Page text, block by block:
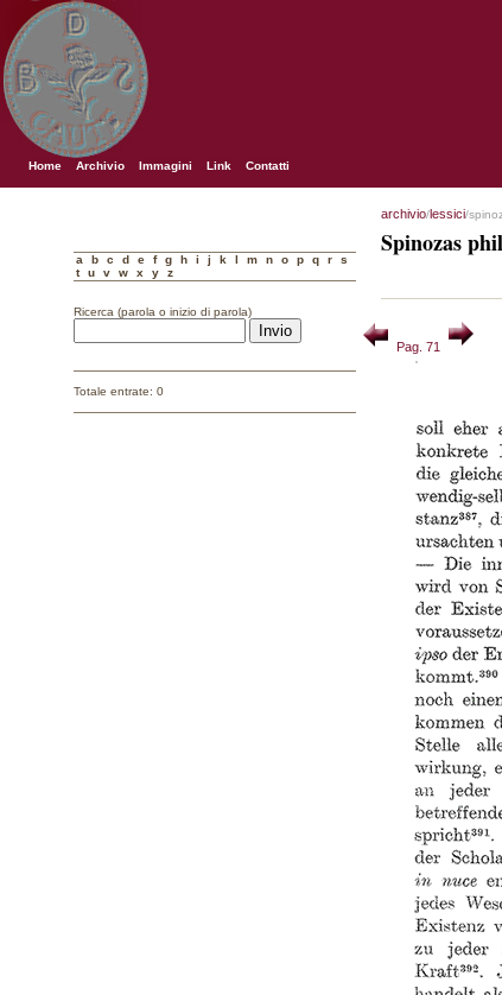
Home Archivio Immagini Link Contatti
a b c d e f g h i j k l m n o p q r
s
t
u v w x y z
Ricerca (parola o inizio di parola)
Totale entrate: 0
archivio/lessici/
Spinozas
Pag. 71